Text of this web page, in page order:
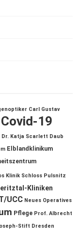
Carl Gustav
Covid-19
Dr. Katja Scarlett Daub
Elblandklinikum
Klinik Schloss Pulsnitz
Kliniken
UCC Neues Operatives
Pflege Prof. Albrecht
Stift Dresden